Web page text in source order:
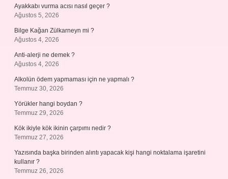
Ayakkabı vurma acısı nasıl geçer ?
Ağustos 5, 2026
Bilge Kağan Zülkarneyn mi ?
Ağustos 4, 2026
Anti-alerji ne demek ?
Ağustos 4, 2026
Alkolün ödem yapmaması için ne yapmalı ?
Temmuz 30, 2026
Yörükler hangi boydan ?
Temmuz 29, 2026
Kök ikiyle kök ikinin çarpımı nedir ?
Temmuz 27, 2026
Yazısında başka birinden alıntı yapacak kişi hangi noktalama işaretini
kullanır ?
Temmuz 26, 2026